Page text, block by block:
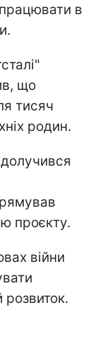
в
що
тисяч
родин.
проєкту.
війни
розвиток.